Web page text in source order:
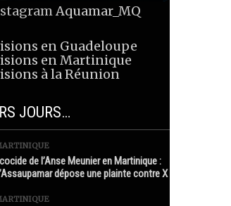
Aquamar_MQ
en Guadeloupe
en Martinique
à la Réunion
JOURS…
de l’Anse Meunier en Martinique :
dépose une plainte contre X